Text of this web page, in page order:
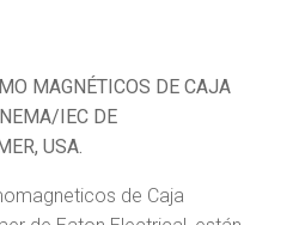
MAGNÉTICOS DE CAJA
IEC DE
USA.
de Caja